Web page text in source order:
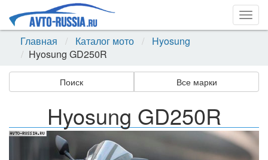
Главная
Каталог мото
Hyosung
Hyosung GD250R
Поиск Все марки
Hyosung GD250R
Назад